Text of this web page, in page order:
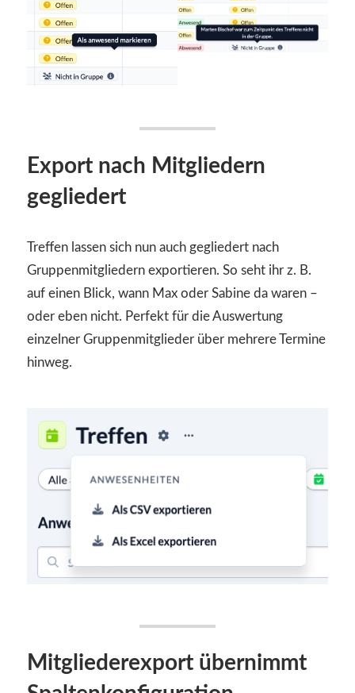
Export nach Mitgliedern
gegliedert
Treffen lassen sich nun auch gegliedert nach
Gruppenmitgliedern exportieren. So seht ihr z. B.
auf einen Blick, wann Max oder Sabine da waren –
oder eben nicht. Perfekt für die Auswertung
einzelner Gruppenmitglieder über mehrere Termine
hinweg.
Mitgliederexport übernimmt